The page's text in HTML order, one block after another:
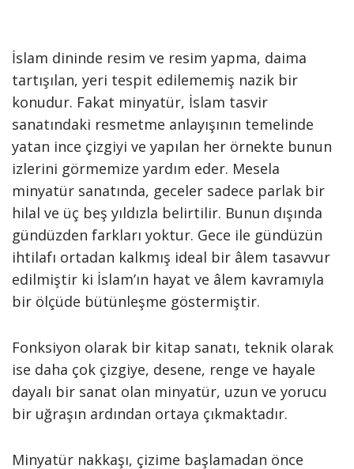
İslam dininde resim ve resim yapma, daima
tartışılan, yeri tespit edilememiş nazik bir
konudur. Fakat minyatür, İslam tasvir
sanatındaki resmetme anlayışının temelinde
yatan ince çizgiyi ve yapılan her örnekte bunun
izlerini görmemize yardım eder. Mesela
minyatür sanatında, geceler sadece parlak bir
hilal ve üç beş yıldızla belirtilir. Bunun dışında
gündüzden farkları yoktur. Gece ile gündüzün
ihtilafı ortadan kalkmış ideal bir âlem tasavvur
edilmiştir ki İslam’ın hayat ve âlem kavramıyla
bir ölçüde bütünleşme göstermiştir.
Fonksiyon olarak bir kitap sanatı, teknik olarak
ise daha çok çizgiye, desene, renge ve hayale
dayalı bir sanat olan minyatür, uzun ve yorucu
bir uğraşın ardından ortaya çıkmaktadır.
Minyatür nakkaşı, çizime başlamadan önce